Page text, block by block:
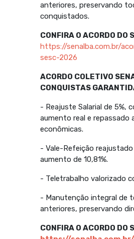
anteriores, preservando
conquistados.
CONFIRA O ACORDO DO
https://senalba.com.br/
sesc-2026
ACORDO COLETIVO
CONQUISTAS
- Reajuste Salarial de 5%,
aumento real e repassado
econômicas.
- Vale-Refeição
aumento de 10,81%.
- Teletrabalho valorizado
- Manutenção integral de
anteriores, preservando
CONFIRA O ACORDO DO